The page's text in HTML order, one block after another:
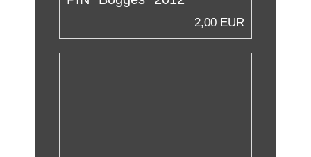
2,00 EUR